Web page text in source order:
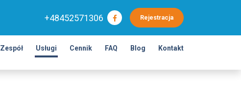
+48452571306 Rejestracja
Zespół Usługi Cennik FAQ Blog Kontakt